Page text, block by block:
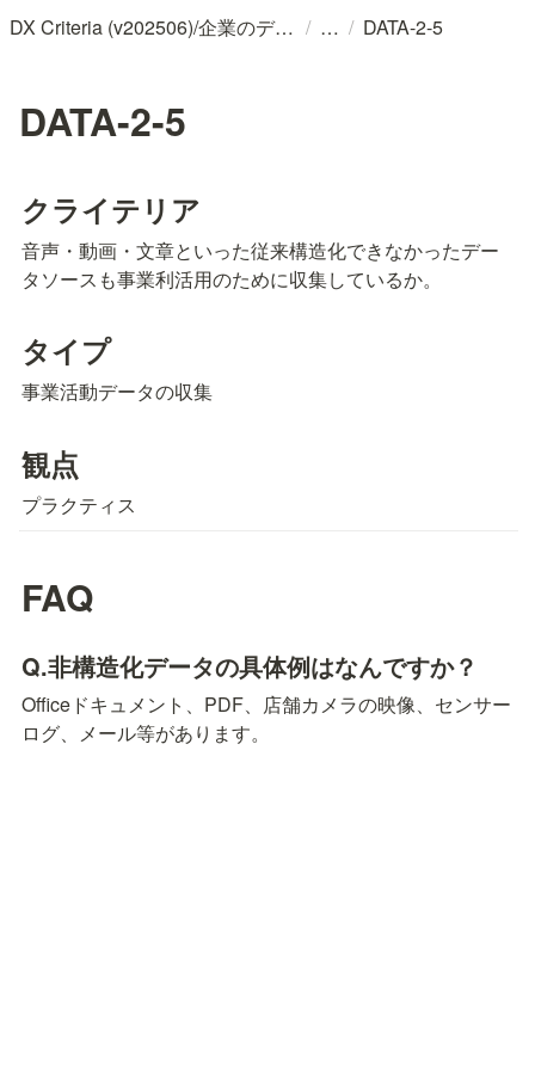
DX Criteria (v202506)/企業のデジタル化とソフトウェア活用のためのガイドライン / / DATA-2-5
DATA-2-5
クライテリア
音声・動画・文章といった従来構造化できなかったデー
タソースも事業利活用のために収集しているか。
タイプ
事業活動データの収集
観点
プラクティス
FAQ
Q.非構造化データの具体例はなんですか？
Officeドキュメント、PDF、店舗カメラの映像、センサー
ログ、メール等があります。